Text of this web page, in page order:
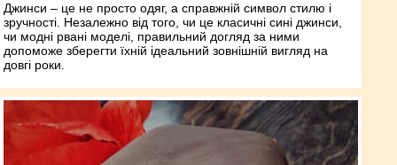
Джинси – це не просто одяг, а справжній символ стилю і
зручності. Незалежно від того, чи це класичні сині джинси,
чи модні рвані моделі, правильний догляд за ними
допоможе зберегти їхній ідеальний зовнішній вигляд на
довгі роки.